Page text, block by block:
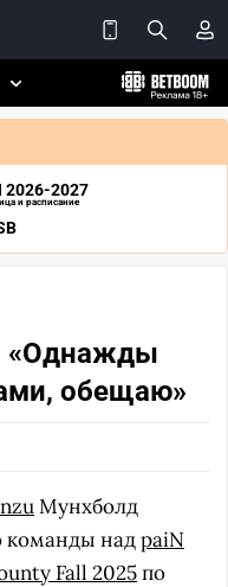
2027
и расписание
«Однажды
обещаю»
Мунхболд
команды надpaiN
Fall 2025по